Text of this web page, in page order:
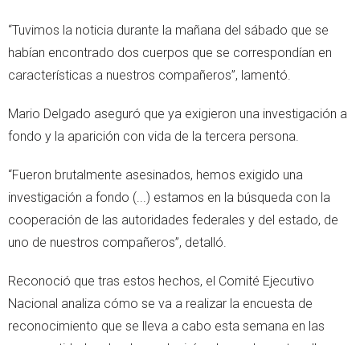
“Tuvimos la noticia durante la mañana del sábado que se
habían encontrado dos cuerpos que se correspondían en
características a nuestros compañeros”, lamentó.
Mario Delgado aseguró que ya exigieron una investigación a
fondo y la aparición con vida de la tercera persona.
“Fueron brutalmente asesinados, hemos exigido una
investigación a fondo (...) estamos en la búsqueda con la
cooperación de las autoridades federales y del estado, de
uno de nuestros compañeros”, detalló.
Reconoció que tras estos hechos, el Comité Ejecutivo
Nacional analiza cómo se va a realizar la encuesta de
reconocimiento que se lleva a cabo esta semana en las